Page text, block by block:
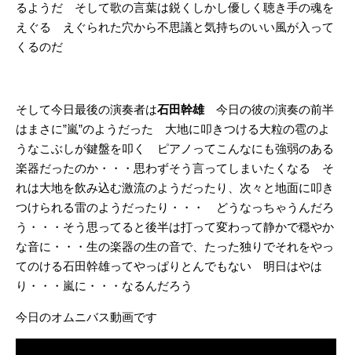
るようだ そして歌の言葉は鋭くしかし優しく聴き手の魂を
えぐる えぐられた穴から不思議と気持ちのいい風が入って
くるのだ
そして今日最後の演奏者は石田幹雄 今日の彼の演奏の前半
はまさに”嵐”のようだった 大地に叩きつける大粒の雹のよ
うなこぶしが鍵盤を叩く ピアノってこんなにも強弱のある
楽器だったのか・・・思わずそう言ってしまいたくなる そ
れは大地を飲み込む激流のようだったり、次々と地面に叩き
つけられる雷のようだったり・・・ どうなっちゃうんだろ
う・・・そう思ってると後半は打って変わって静かで穏やか
な音に・・・生の楽器の生の音で、たった独りでそれをやっ
てのける石田幹雄ってやっぱりとんでもない 明日はやは
り・・・嵐に・・・なるんだろう
今日のオムニバス動画です